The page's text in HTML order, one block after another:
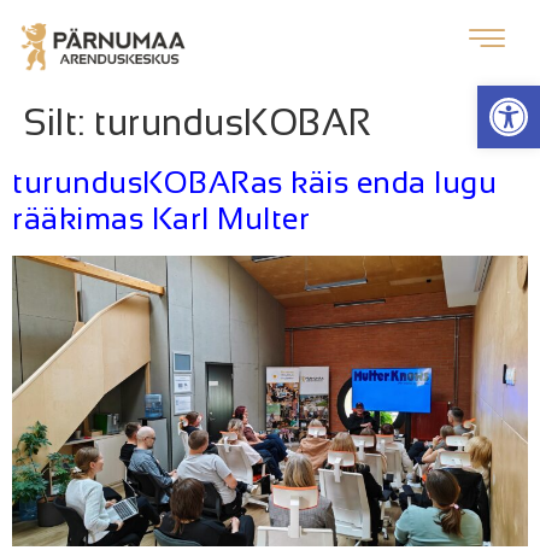
Silt: turundusKOBAR
turundusKOBARas käis enda lugu
rääkimas Karl Multer